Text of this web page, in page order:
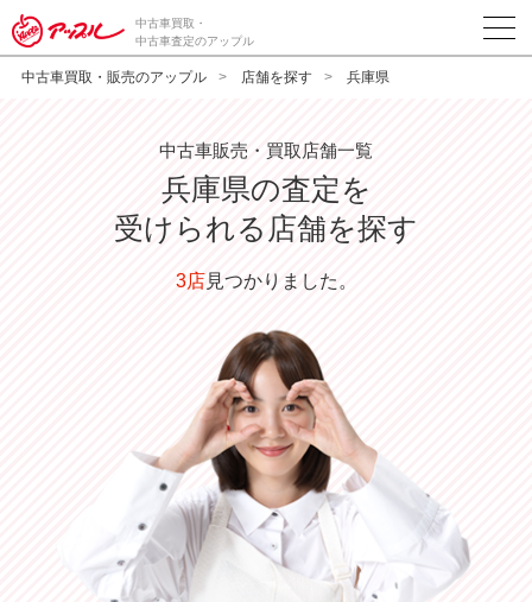
中古車買取・
中古車査定のアップル
中古車買取・販売のアップル 店舗を探す 兵庫県
中古車販売・買取店舗一覧
兵庫県の査定を
受けられる店舗を探す
3店見つかりました。